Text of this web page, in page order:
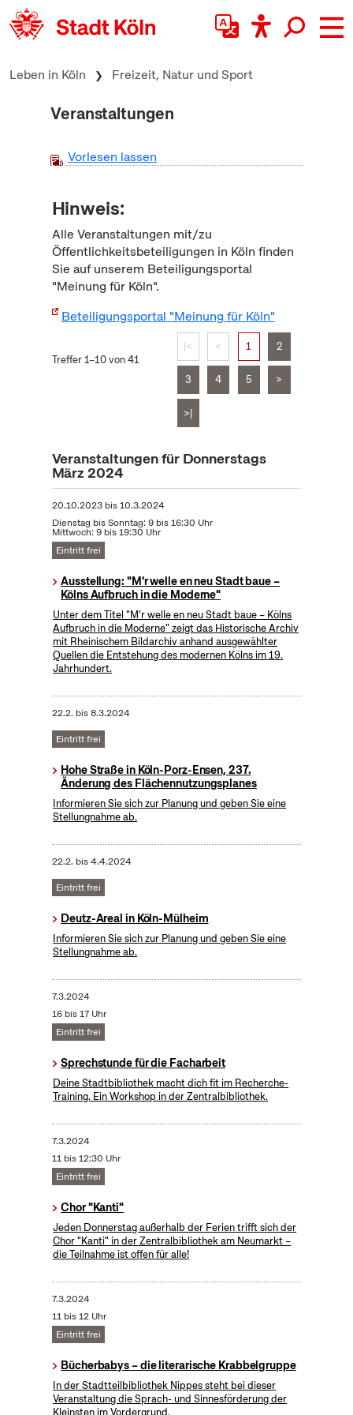
zum Inhalt springen
Leben in Köln Freizeit, Natur und Sport
Veranstaltungen
Vorlesen lassen
Hinweis:
Alle Veranstaltungen mit/zu
Öffentlichkeitsbeteiligungen in Köln finden
Sie auf unserem Beteiligungsportal
"Meinung für Köln".
Beteiligungsportal "Meinung für Köln"
Treffer 1–10 von 41
|< < 1 2
3 4 5 >
>|
Veranstaltungen für Donnerstags
März 2024
20.10.2023bis10.3.2024
Dienstag bis Sonntag: 9 bis 16:30 Uhr
Mittwoch: 9 bis 19:30 Uhr
Eintritt frei
Ausstellung: "M'r welle en neu Stadt baue –
Kölns Aufbruch in die Moderne"
Unter dem Titel "M’r welle en neu Stadt baue – Kölns
Aufbruch in die Moderne" zeigt das Historische Archiv
mit Rheinischem Bildarchiv anhand ausgewählter
Quellen die Entstehung des modernen Kölns im 19.
Jahrhundert.
22.2. bis8.3.2024
Eintritt frei
Hohe Straße in Köln-Porz-Ensen, 237.
Änderung des Flächennutzungsplanes
Informieren Sie sich zur Planung und geben Sie eine
Stellungnahme ab.
22.2. bis4.4.2024
Eintritt frei
Deutz-Areal in Köln-Mülheim
Informieren Sie sich zur Planung und geben Sie eine
Stellungnahme ab.
7.3.2024
16 bis 17 Uhr
Eintritt frei
Sprechstunde für die Facharbeit
Deine Stadtbibliothek macht dich fit im Recherche-
Training. Ein Workshop in der Zentralbibliothek.
7.3.2024
11 bis 12:30 Uhr
Eintritt frei
Chor "Kanti"
Jeden Donnerstag außerhalb der Ferien trifft sich der
Chor "Kanti" in der Zentralbibliothek am Neumarkt –
die Teilnahme ist offen für alle!
7.3.2024
11 bis 12 Uhr
Eintritt frei
Bücherbabys – die literarische Krabbelgruppe
In der Stadtteilbibliothek Nippes steht bei dieser
Veranstaltung die Sprach- und Sinnesförderung der